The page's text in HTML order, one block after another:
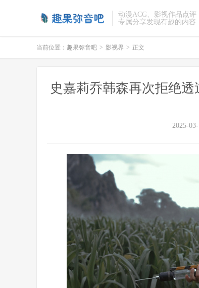
动漫ACG、影视作品点评
专属分享发现有趣的内容
当前位置： 趣果弥音吧 > 影视界 > 正文
史嘉莉乔韩森再次拒绝
2025-